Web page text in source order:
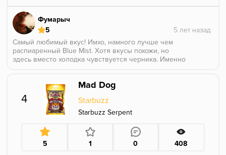
Фумарыч
5
Самый любимый вкус! Имхо, намного лучше чем
распиаренный Blue Mist. Хотя вкусы похожи, но
здесь вместо холодка чувствуется черника. Именно
4
Mad Dog
Starbuzz
Starbuzz Serpent
5 1 0 408